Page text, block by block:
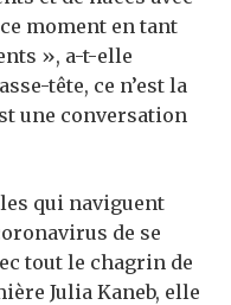
moment en tant
», a-t-elle
tête, ce n’est la
une conversation
qui naviguent
de se
tout le chagrin de
Julia Kaneb, elle